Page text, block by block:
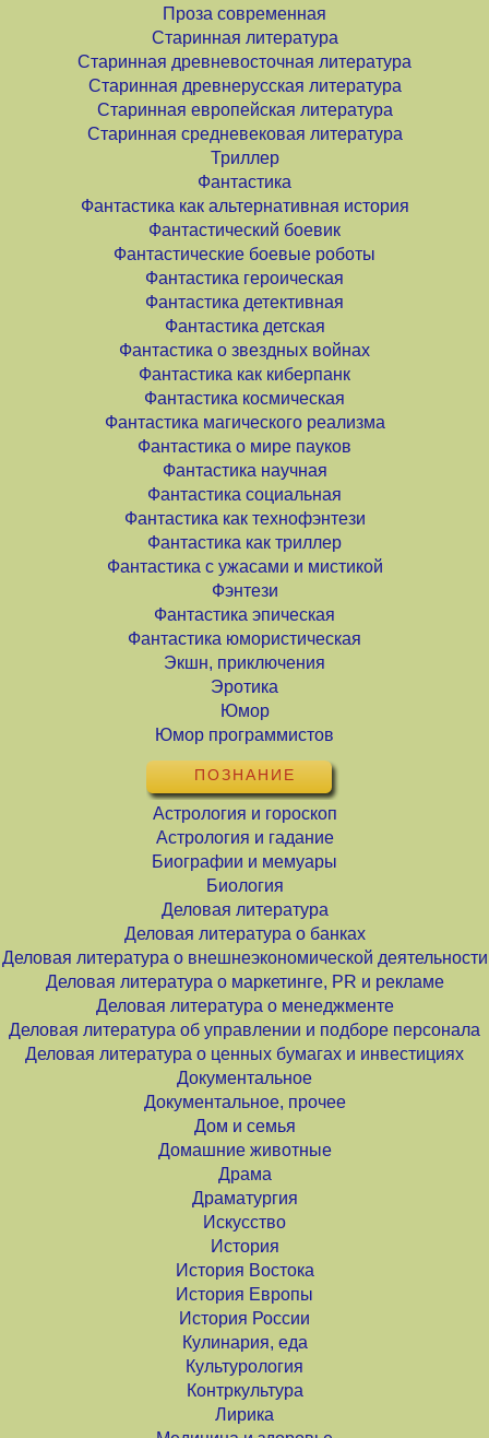
Проза современная
Старинная литература
Старинная древневосточная литература
Старинная древнерусская литература
Старинная европейская литература
Старинная средневековая литература
Триллер
Фантастика
Фантастика как альтернативная история
Фантастический боевик
Фантастические боевые роботы
Фантастика героическая
Фантастика детективная
Фантастика детская
Фантастика о звездных войнах
Фантастика как киберпанк
Фантастика космическая
Фантастика магического реализма
Фантастика о мире пауков
Фантастика научная
Фантастика социальная
Фантастика как технофэнтези
Фантастика как триллер
Фантастика с ужасами и мистикой
Фэнтези
Фантастика эпическая
Фантастика юмористическая
Экшн, приключения
Эротика
Юмор
Юмор программистов
ПОЗНАНИЕ
Астрология и гороскоп
Астрология и гадание
Биографии и мемуары
Биология
Деловая литература
Деловая литература о банках
Деловая литература о внешнеэкономической деятельности
Деловая литература о маркетинге, PR и рекламе
Деловая литература о менеджменте
Деловая литература об управлении и подборе персонала
Деловая литература о ценных бумагах и инвестициях
Документальное
Документальное, прочее
Дом и семья
Домашние животные
Драма
Драматургия
Искусство
История
История Востока
История Европы
История России
Кулинария, еда
Культурология
Контркультура
Лирика